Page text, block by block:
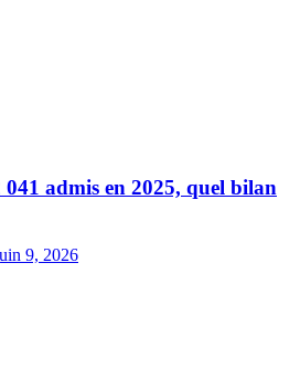
admis en 2025, quel bilan
9, 2026